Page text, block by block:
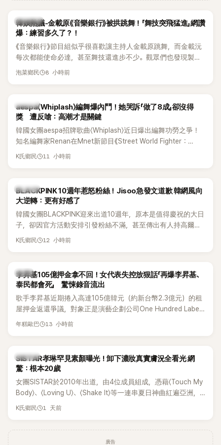
熱議討論
韓娛熱議-金載原《音樂銀行》被拱跳舞！「舞技突飛猛進」網讚
爆：練習多久了？！
《音樂銀行》節目組似乎很喜歡讓主持人金載原跳舞，而金載沅
每次都能使命必達，甚至舞技還進步不少。觀眾們也發現製作
單位對此樂此不疲。
泡菜鄉民 8 小時前
K-POP
aespa〈Whiplash〉編舞爆內鬥！她哭訴「做了8成」卻沒得
獎 遭反嗆：高潮才是關鍵
韓國女團aespa招牌歌曲〈Whiplash〉近日爆出編舞功勞之爭！
知名編舞家Renan在Mnet新節目《Street World Fighter：
Directors' War》預告中，公開談及自己在〈Whiplash〉編舞上的
K氏鄉民 11 小時前
K-POP
BLACKPINK 10週年惹怒粉絲！Jisoo急發文道歉 韓網風向
大逆轉：更有好感了
韓國女團BLACKPINK迎來出道10週年，原本是值得慶祝的大日
子，卻因官方活動安排引發粉絲不滿，甚至傳出有人持高爾夫
球桿到YG娛樂大樓鬧事。Jisoo今（8日）也親自發文向BLINK
K氏鄉民 12 小時前
韓星
李昇基105億押金拿不回！女代表失控放狠話「再爆李昇基、
泰民都會死」 驚悚錄音流出
歌手李昇基近期捲入高達105億韓元（約新台幣2.3億元）的租
屋押金返還爭議，對象正是演藝企劃公司One Hundred Label
代表車佳媛(차가원)。如今事件再掀風波，YouTuber李鎮浩公開
年糕歐巴 13 小時前
K-POP
SISTAR孝琳罕見素顏曝光！卸下濃妝真實膚況全看光 網
驚：根本20歲
女團SISTAR於2010年出道，由4位成員組成，憑藉〈Touch My
Body〉、〈Loving U〉、〈Shake It〉等一連串夏日神曲紅遍亞洲，
獲封「夏日女王」。不過，團體在出道滿7年後宣布解散，成員各
K氏鄉民 1 天前
廣告